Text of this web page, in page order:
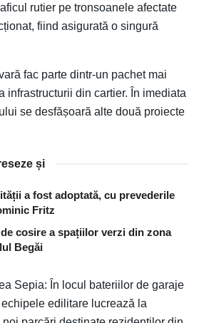
rutier pe tronsoanele afectate
fiind asigurată o singură
fac parte dintr-un pachet mai
infrastructurii din cartier. În imediata
se desfășoară alte două proiecte
și
a fost adoptată, cu prevederile
Fritz
cosire a spațiilor verzi din zona
Begăi
Sepia: În locul bateriilor de garaje
edilitare lucrează la